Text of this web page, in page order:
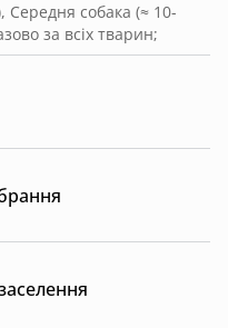
Середня собака (≈ 10-
за всіх тварин;